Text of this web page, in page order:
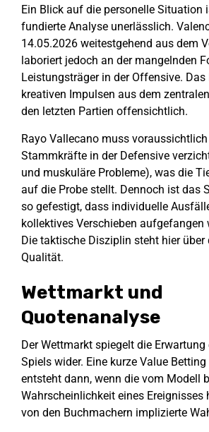
Ein Blick auf die personelle Situation
fundierte Analyse unerlässlich.
14.05.2026 weitestgehend aus dem
laboriert jedoch an der mangelnden
Leistungsträger in der Offensive. Das
kreativen Impulsen aus dem
den letzten Partien offensichtlich.
Rayo Vallecano muss
Stammkräfte in der Defensive
und muskuläre Probleme), was die
auf die Probe stellt. Dennoch ist das
so gefestigt, dass individuelle
kollektives Verschieben aufgefangen
Die taktische Disziplin steht hier über
Qualität.
Wettmarkt und
Quotenanalyse
Der Wettmarkt spiegelt die Erwartung
Spiels wider. Eine kurze Value
entsteht dann, wenn die vom Modell
Wahrscheinlichkeit eines Ereignisses
von den Buchmachern implizierte